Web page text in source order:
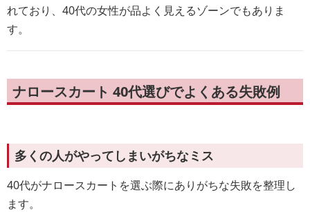
れており、40代の女性が品よく見えるゾーンでもありま
す。
ナロースカート 40代選びでよくある失敗例
多くの人がやってしまいがちなミス
40代がナロースカートを選ぶ際にありがちな失敗を整理し
ます。